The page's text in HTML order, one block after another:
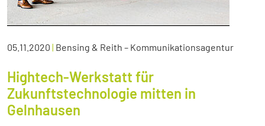
05.11.2020 | Bensing & Reith – Kommunikationsagentur
Hightech-Werkstatt für
Zukunftstechnologie mitten in
Gelnhausen